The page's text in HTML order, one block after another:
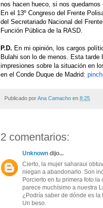
nos hacen hueco, si nos quedamos
En el 13º Congreso del Frente
del Secretariado Nacional del
Función Pública de la RASD.
P.D. En mi opinión, los cargos
Bulahi son lo de menos. Esta tarde
impresiones sobre la situación en
en el Conde Duque de Madrid:
Publicado porAna Camacho en 8:25
2 comentarios:
Unknown dijo...
Cierto, la mujer saharaui
niegan a abandonarlo. Son
Porcierto en tu primera foto
parece muchísimo a nuestra
¿Podría saber de dónde es la
Un beso.